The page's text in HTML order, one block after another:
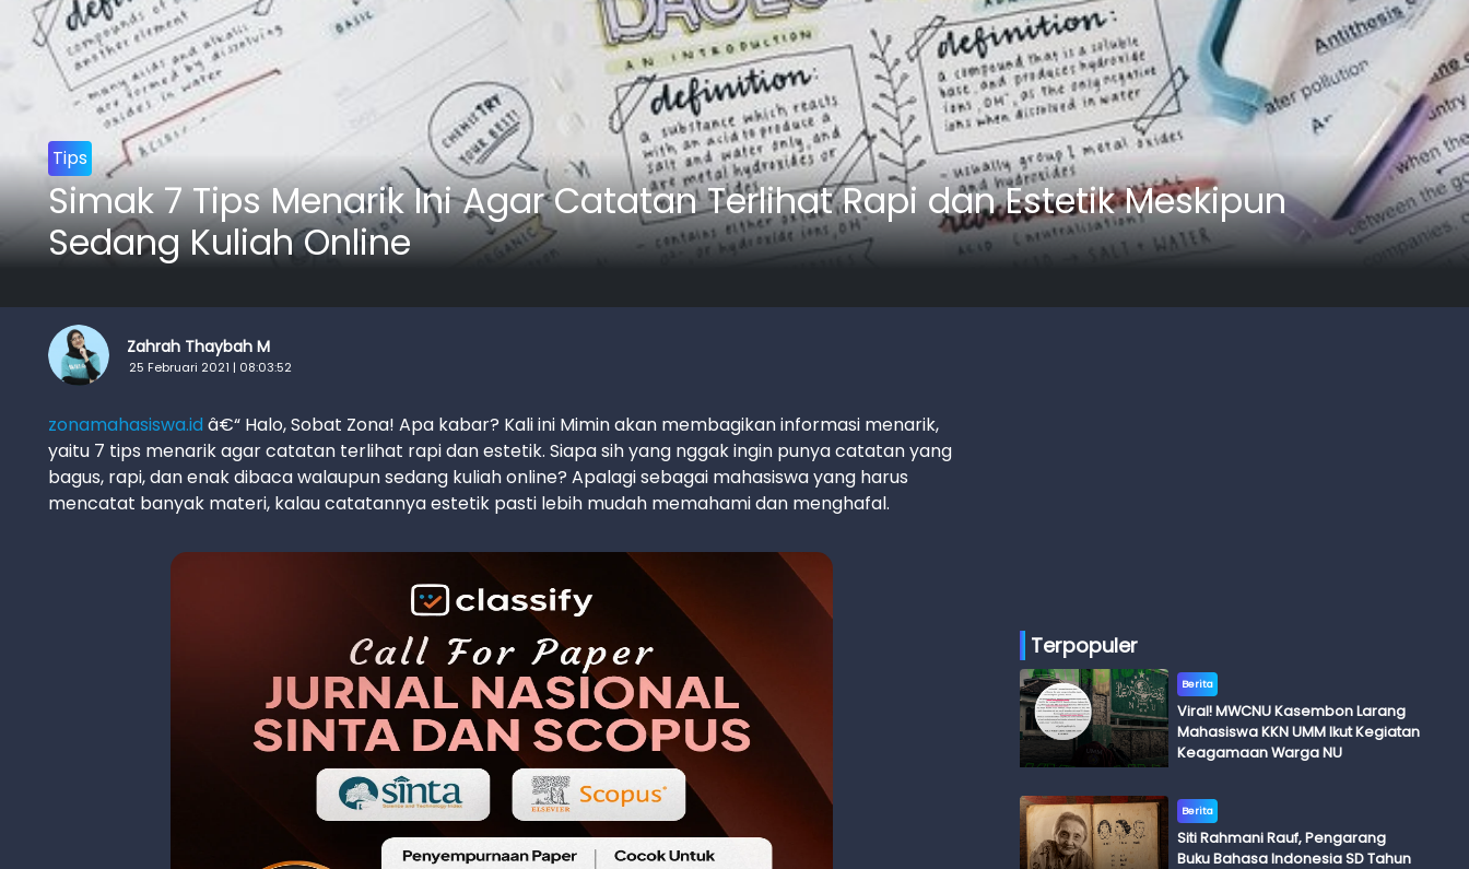
Tips
Simak 7 Tips Menarik Ini Agar Catatan Terlihat Rapi dan Estetik Meskipun
Sedang Kuliah Online
Zahrah Thaybah M
25 Februari 2021 | 08:03:52
zonamahasiswa.id â€“ Halo, Sobat Zona! Apa kabar? Kali ini Mimin akan membagikan informasi menarik,
yaitu 7 tips menarik agar catatan terlihat rapi dan estetik. Siapa sih yang nggak ingin punya catatan yang
bagus, rapi, dan enak dibaca walaupun sedang kuliah online? Apalagi sebagai mahasiswa yang harus
mencatat banyak materi, kalau catatannya estetik pasti lebih mudah memahami dan menghafal.
Terpopuler
Berita
Viral! MWCNU Kasembon Larang
Mahasiswa KKN UMM Ikut Kegiatan
Keagamaan Warga NU
Berita
Siti Rahmani Rauf, Pengarang
Buku Bahasa Indonesia SD Tahun